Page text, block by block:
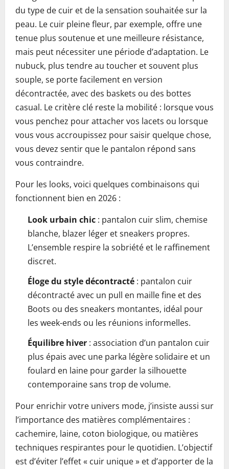
du type de cuir et de la sensation souhaitée sur la
peau. Le cuir pleine fleur, par exemple, offre une
tenue plus soutenue et une meilleure résistance,
mais peut nécessiter une période d’adaptation. Le
nubuck, plus tendre au toucher et souvent plus
souple, se porte facilement en version
décontractée, avec des baskets ou des bottes
casual. Le critère clé reste la mobilité : lorsque vous
vous penchez pour attacher vos lacets ou lorsque
vous vous accroupissez pour saisir quelque chose,
vous devez sentir que le pantalon répond sans
vous contraindre.
Pour les looks, voici quelques combinaisons qui
fonctionnent bien en 2026 :
Look urbain chic : pantalon cuir slim, chemise
blanche, blazer léger et sneakers propres.
L’ensemble respire la sobriété et le raffinement
discret.
Éloge du style décontracté : pantalon cuir
décontracté avec un pull en maille fine et des
Boots ou des sneakers montantes, idéal pour
les week-ends ou les réunions informelles.
Équilibre hiver : association d’un pantalon cuir
plus épais avec une parka légère solidaire et un
foulard en laine pour garder la silhouette
contemporaine sans trop de volume.
Pour enrichir votre univers mode, j’insiste aussi sur
l’importance des matières complémentaires :
cachemire, laine, coton biologique, ou matières
techniques respirantes pour le quotidien. L’objectif
est d’éviter l’effet « cuir unique » et d’apporter de la